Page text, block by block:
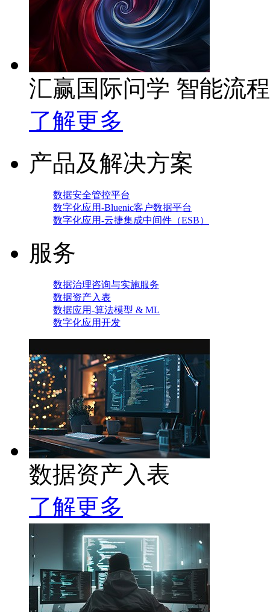
汇赢国际问学 智能流
了解更多
产品及解决方案
数据安全管控平台
数字化应用-Bluenic客户数据平台
数字化应用-云捷集成中间件（ESB）
服务
数据治理咨询与实施服务
数据资产入表
数据应用-算法模型 & ML
数字化应用开发
数据资产入表
了解更多